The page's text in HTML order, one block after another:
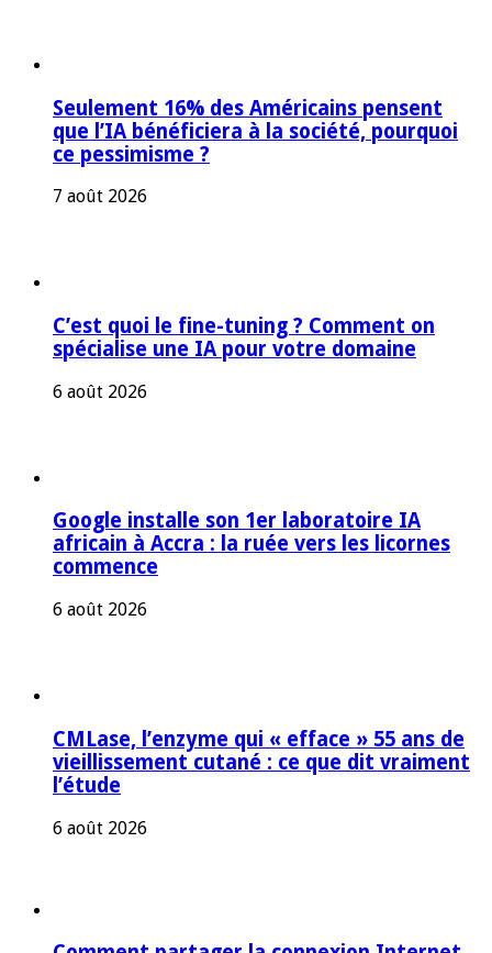
Seulement 16% des Américains pensent
que l’IA bénéficiera à la société, pourquoi
ce pessimisme ?
7 août 2026
C’est quoi le fine-tuning ? Comment on
spécialise une IA pour votre domaine
6 août 2026
Google installe son 1er laboratoire IA
africain à Accra : la ruée vers les licornes
commence
6 août 2026
CMLase, l’enzyme qui « efface » 55 ans de
vieillissement cutané : ce que dit vraiment
l’étude
6 août 2026